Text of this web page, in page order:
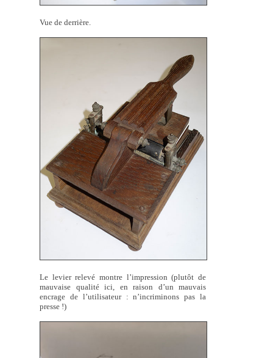
Vue de derrière.
Le levier relevé montre l’impression (plutôt de
mauvaise qualité ici, en raison d’un mauvais
encrage de l’utilisateur : n’incriminons pas la
presse !)